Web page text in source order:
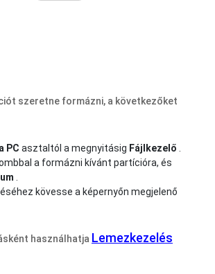
szeretne formázni, a következőket
PC asztaltól a megnyitásig Fájlkezelő
a formázni kívánt partícióra, és
kövesse a képernyőn megjelenő
használhatja Lemezkezelés